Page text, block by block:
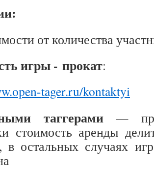
от количества
игры - прокат:
tager.ru/kontaktyi
таггерами — при
стоимость аренды
в остальных случаях